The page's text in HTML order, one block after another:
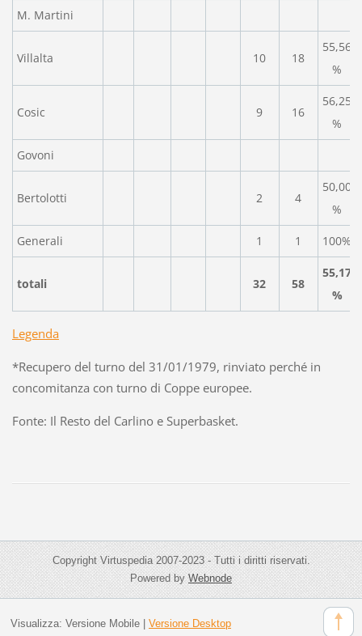
M. Martini
Villalta 10 18
55,56
%
Cosic 9 16
56,25
%
Govoni
Bertolotti 2 4
50,00
%
Generali 1 1 100%
totali 32 58
55,17
%
Legenda
*Recupero del turno del 31/01/1979, rinviato perché in
concomitanza con turno di Coppe europee.
Fonte: Il Resto del Carlino e Superbasket.
Copyright Virtuspedia 2007-2023 - Tutti i diritti riservati.
Powered byWebnode
Visualizza: Versione Mobile| Versione Desktop